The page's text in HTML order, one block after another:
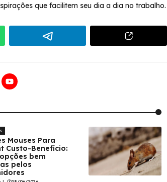
que facilitem seu dia a dia no trabalho.
Mouses Para
Custo-Benefício:
bem
pelos